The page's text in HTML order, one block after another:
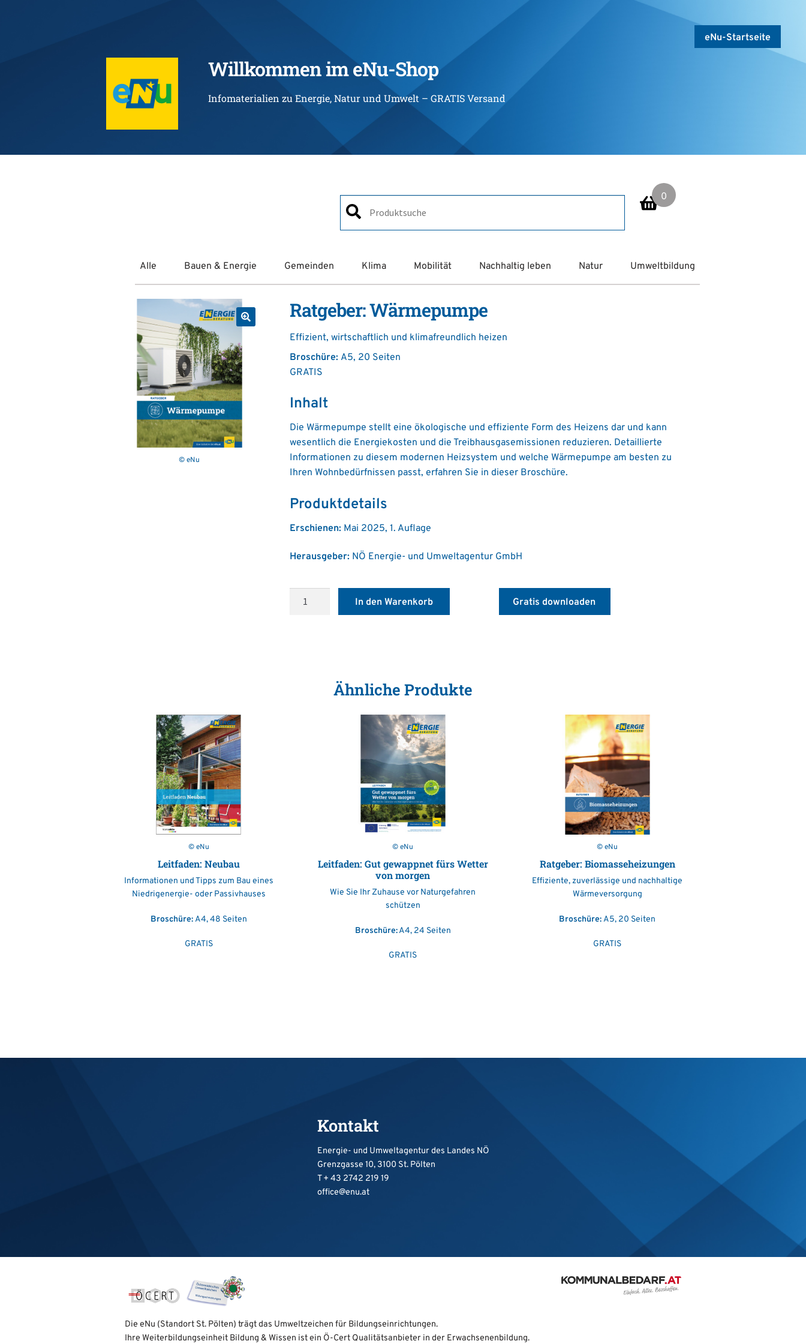
eNu-Startseite
Willkommen im eNu-Shop
Infomaterialien zu Energie, Natur und Umwelt – GRATIS Versand
0
Alle Bauen & Energie Gemeinden Klima Mobilität Nachhaltig leben Natur Umweltbildung
© eNu
Ratgeber: Wärmepumpe
Effizient, wirtschaftlich und klimafreundlich heizen
Broschüre: A5, 20 Seiten
GRATIS
Inhalt
Die Wärmepumpe stellt eine ökologische und effiziente Form des Heizens dar und kann
wesentlich die Energiekosten und die Treibhausgasemissionen reduzieren. Detaillierte
Informationen zu diesem modernen Heizsystem und welche Wärmepumpe am besten zu
Ihren Wohnbedürfnissen passt, erfahren Sie in dieser Broschüre.
Produktdetails
Erschienen:Mai 2025, 1. Auflage
Herausgeber:NÖ Energie- und Umweltagentur GmbH
In den Warenkorb Gratis downloaden
Ähnliche Produkte
© eNu
Leitfaden: Neubau
Informationen und Tipps zum Bau eines
Niedrigenergie- oder Passivhauses
Broschüre:A4, 48 Seiten
GRATIS
© eNu
Leitfaden: Gut gewappnet fürs Wetter
von morgen
Wie Sie Ihr Zuhause vor Naturgefahren
schützen
Broschüre:A4, 24 Seiten
GRATIS
© eNu
Ratgeber: Biomasseheizungen
Effiziente, zuverlässige und nachhaltige
Wärmeversorgung
Broschüre:A5, 20 Seiten
GRATIS
Kontakt
Energie- und Umweltagentur des Landes NÖ
Grenzgasse 10, 3100 St. Pölten
T + 43 2742 219 19
office@enu.at
Die eNu (Standort St. Pölten) trägt das Umweltzeichen für Bildungseinrichtungen.
Ihre Weiterbildungseinheit Bildung & Wissen ist ein Ö-Cert Qualitätsanbieter in der Erwachsenenbildung.